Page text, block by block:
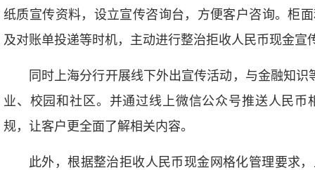
纸质宣传资料，设立宣传咨询台，方便客户咨询。柜
及对账单投递等时机，主动进行整治拒收人民币现金宣
同时上海分行开展线下外出宣传活动，与金融知
业、校园和社区。并通过线上微信公众号推送人民
规，让客户更全面了解相关内容。
此外，根据整治拒收人民币现金网格化管理要求